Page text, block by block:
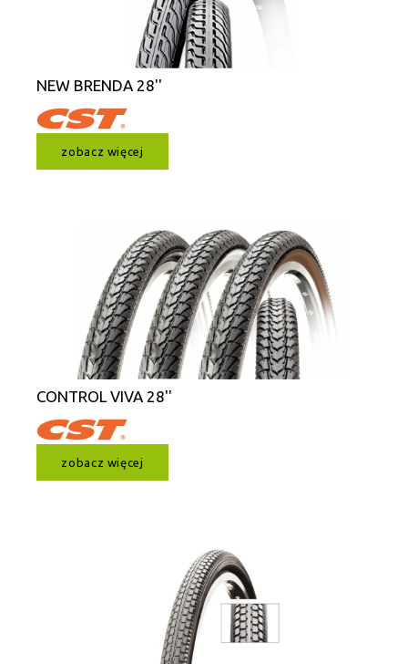
NEW BRENDA 28''
zobacz więcej
CONTROL VIVA 28''
zobacz więcej